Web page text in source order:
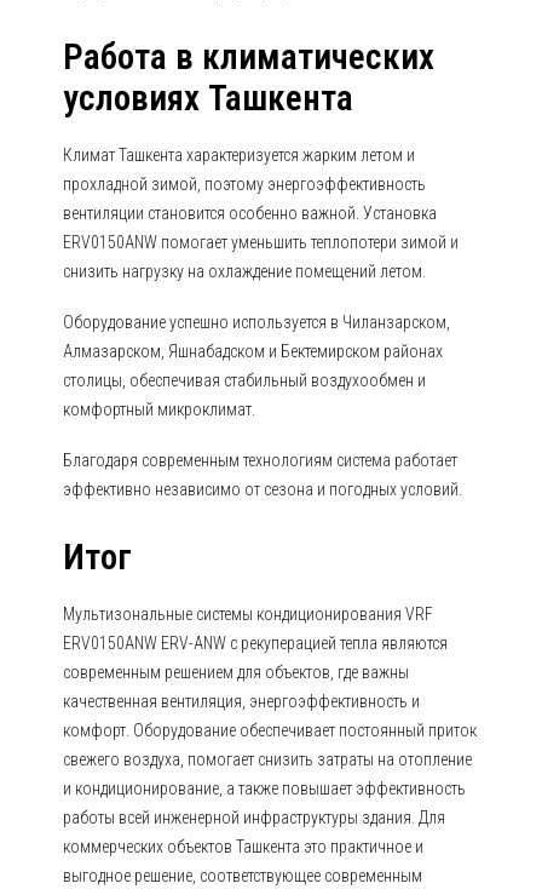
Работа в климатических
условиях Ташкента
Климат Ташкента характеризуется жарким летом и
прохладной зимой, поэтому энергоэффективность
вентиляции становится особенно важной. Установка
ERV0150ANW помогает уменьшить теплопотери зимой и
снизить нагрузку на охлаждение помещений летом.
Оборудование успешно используется в Чиланзарском,
Алмазарском, Яшнабадском и Бектемирском районах
столицы, обеспечивая стабильный воздухообмен и
комфортный микроклимат.
Благодаря современным технологиям система работает
эффективно независимо от сезона и погодных условий.
Итог
Мультизональные системы кондиционирования VRF
ERV0150ANW ERV-ANW с рекуперацией тепла являются
современным решением для объектов, где важны
качественная вентиляция, энергоэффективность и
комфорт. Оборудование обеспечивает постоянный приток
свежего воздуха, помогает снизить затраты на отопление
и кондиционирование, а также повышает эффективность
работы всей инженерной инфраструктуры здания. Для
коммерческих объектов Ташкента это практичное и
выгодное решение, соответствующее современным